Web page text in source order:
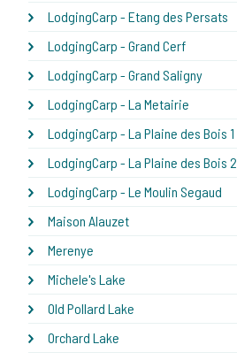
LodgingCarp - Etang des Persats
LodgingCarp - Grand Cerf
LodgingCarp - Grand Saligny
LodgingCarp - La Metairie
LodgingCarp - La Plaine des Bois 1
LodgingCarp - La Plaine des Bois 2
LodgingCarp - Le Moulin Segaud
Maison Alauzet
Merenye
Michele's Lake
Old Pollard Lake
Orchard Lake